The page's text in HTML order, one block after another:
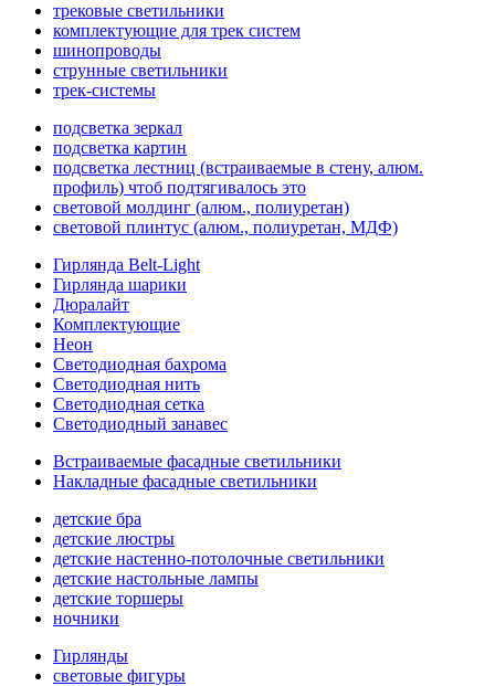
трековые светильники
комплектующие для трек систем
шинопроводы
струнные светильники
трек-системы
подсветка зеркал
подсветка картин
подсветка лестниц (встраиваемые в стену, алюм.
профиль) чтоб подтягивалось это
световой молдинг (алюм., полиуретан)
световой плинтус (алюм., полиуретан, МДФ)
Гирлянда Belt-Light
Гирлянда шарики
Дюралайт
Комплектующие
Неон
Светодиодная бахрома
Светодиодная нить
Светодиодная сетка
Светодиодный занавес
Встраиваемые фасадные светильники
Накладные фасадные светильники
детские бра
детские люстры
детские настенно-потолочные светильники
детские настольные лампы
детские торшеры
ночники
Гирлянды
световые фигуры